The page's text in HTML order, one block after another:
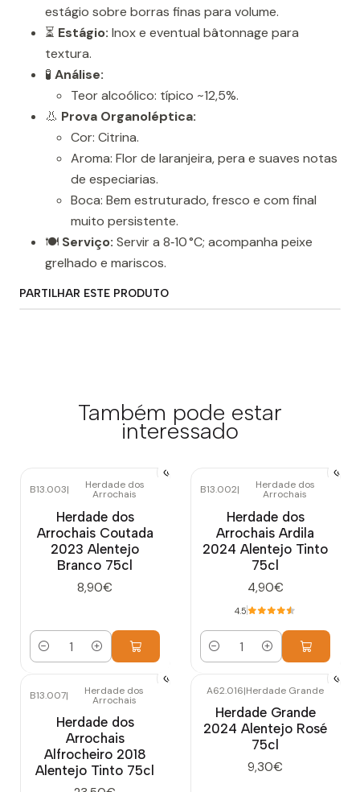
estágio sobre borras finas para volume.
⏳ Estágio: Inox e eventual bâtonnage para
textura.
🧪 Análise:
Teor alcoólico: típico ~12,5%.
👃 Prova Organoléptica:
Cor: Citrina.
Aroma: Flor de laranjeira, pera e suaves notas
de especiarias.
Boca: Bem estruturado, fresco e com final
muito persistente.
🍽️ Serviço: Servir a 8‑10 °C; acompanha peixe
grelhado e mariscos.
PARTILHAR ESTE PRODUTO
Também pode estar
interessado
B13.003| Herdade dos
Arrochais
Herdade dos
Arrochais Coutada
2023 Alentejo
Branco 75cl
8,90€
Quantidade
B13.002| Herdade dos
Arrochais
Herdade dos
Arrochais Ardila
2024 Alentejo Tinto
75cl
4,90€
4.5
Quantidade
B13.007| Herdade dos
Arrochais
Herdade dos
Arrochais
Alfrocheiro 2018
Alentejo Tinto 75cl
A62.016|Herdade Grande
Herdade Grande
2024 Alentejo Rosé
75cl
9,30€